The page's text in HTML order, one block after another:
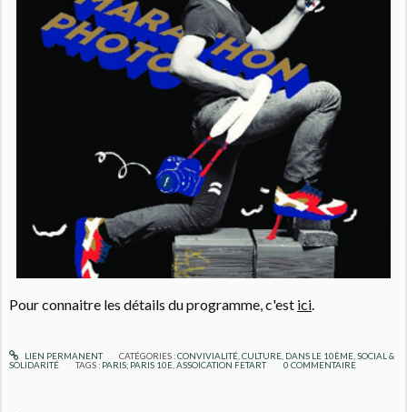
Pour connaitre les détails du programme, c'est ici
LIEN PERMANENT CATÉGORIES :CONVIVIALITÉ, CULTURE, DANS LE 10ÈME, SOCIAL &
SOLIDARITÉ
TAGS : PARIS; PARIS 10E ,ASSOICATION FETART 0 COMMENTAIRE